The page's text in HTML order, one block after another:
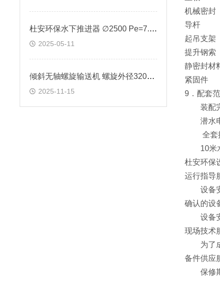
杜安环保水下推进器 ∅2500 Pe=7.5kW
2025-05-11
倾斜无轴螺旋输送机 螺旋外径320mm
2025-11-15
机械密封
导杆
起吊支架
提升钢索
静密封材
紧固件
9．配套
装配
潜水
全套
10米
杜安环保
运行指导
设备安
确认的设
设备安
现场技术
为了成
备件供应
保修